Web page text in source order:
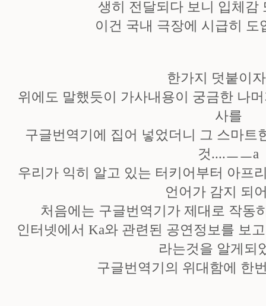
생히 전달되다 보니 입체감
이건 국내 극장에 시급히 도
한가지 덧붙이
위에도 말했듯이 가사내용이 궁금한 나
사를
구글번역기에 집어 넣었더니 그 스마트
것....ㅡㅡa
우리가 익히 알고 있는 터키어부터 아프
언어가 감지 되
처음에는 구글번역기가 제대로 작동
인터넷에서 Ka와 관련된 공연정보를 보
라는것을 알게되
구글번역기의 위대함에 한